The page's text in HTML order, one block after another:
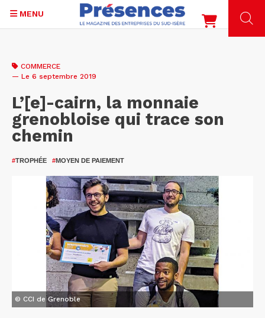
contenu
MENU
COMMERCE
— Le 6 septembre 2019
L’[e]-cairn, la monnaie
grenobloise qui trace son
chemin
#TROPHÉE #MOYEN DE PAIEMENT
© CCI de Grenoble